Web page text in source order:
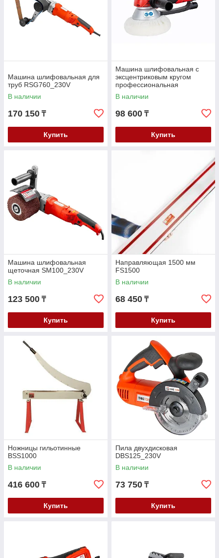
Машина шлифовальная для
труб RSG760_230V
В наличии
170 150 ₸
Купить
Машина шлифовальная с
эксцентриковым кругом
профессиональная
EZS150PRO_230V
В наличии
98 600 ₸
Купить
Машина шлифовальная
щеточная SM100_230V
В наличии
123 500 ₸
Купить
Направляющая 1500 мм
FS1500
В наличии
68 450 ₸
Купить
Ножницы гильотинные
BSS1000
В наличии
416 600 ₸
Купить
Пила двухдисковая
DBS125_230V
В наличии
73 750 ₸
Купить